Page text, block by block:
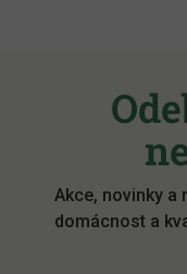
Akce, novinky a
domácnost a